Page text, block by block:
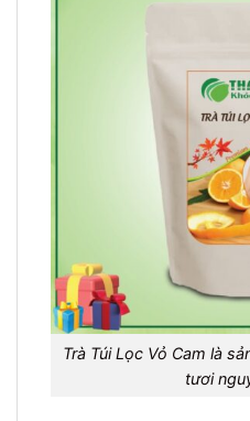
Trà Túi Lọc Vỏ Cam là
tươi